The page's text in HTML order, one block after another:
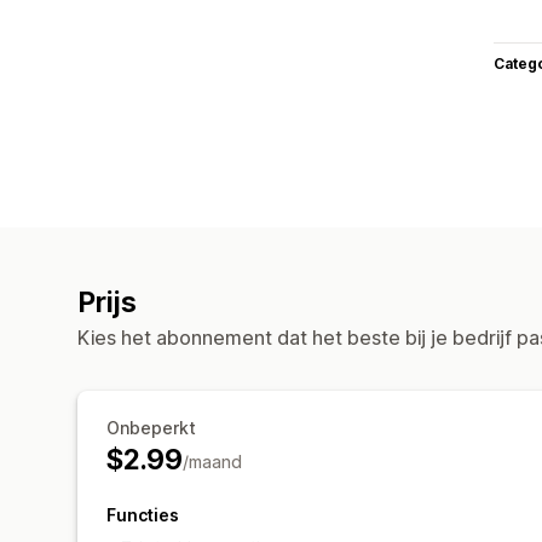
Prijs
Kies het abonnement dat het beste bij je bedrijf
Onbeperkt
$2.99/maand
Functies